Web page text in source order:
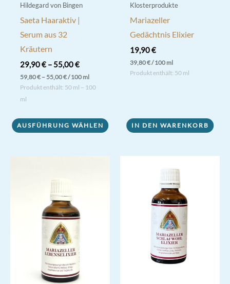
Hildegard von Bingen
Saeta Haaraktiv |
Serum aus 32
Kräutern
29,90€– 55,00€
59,80€– 55,00€/100 ml
Produkt enthält: 50 ml – 100
ml
AUSFÜHRUNG WÄHLEN
Produkt
Optionen
Produktseite
Klosterprodukte
Mariazeller
Gedächtnis Elixier
19,90€
39,80€/100 ml
Produkt enthält: 50 ml
IN DEN WARENKORB